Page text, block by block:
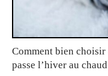
Comment bien
passe l’hiver au